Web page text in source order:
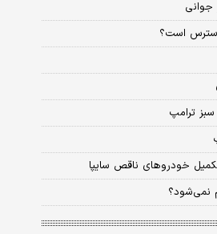
ترامپ
خودروهای ناقص سایپا
نمی‌شود؟